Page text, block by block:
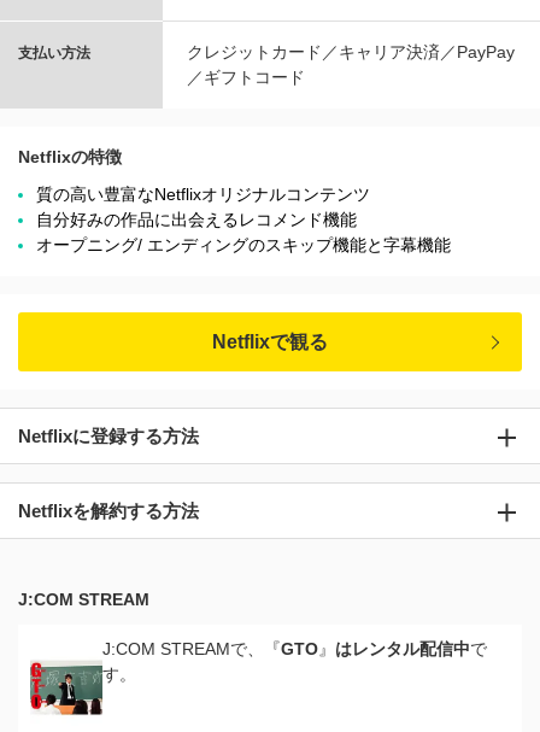
支払い方法
クレジットカード／キャリア決済／PayPay
／ギフトコード
Netflixの特徴
質の高い豊富なNetflixオリジナルコンテンツ
自分好みの作品に出会えるレコメンド機能
オープニング/ エンディングのスキップ機能と字幕機能
Netflixで観る
Netflixに登録する方法
Netflixを解約する方法
J:COM STREAM
J:COM STREAMで、『GTO』 はレンタル配信中で
す。